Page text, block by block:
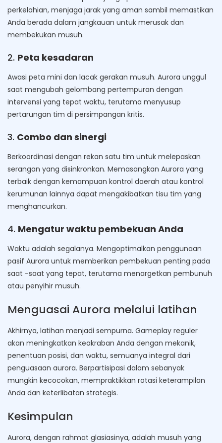
perkelahian, menjaga jarak yang aman sambil memastikan
Anda berada dalam jangkauan untuk merusak dan
membekukan musuh.
2. Peta kesadaran
Awasi peta mini dan lacak gerakan musuh. Aurora unggul
saat mengubah gelombang pertempuran dengan
intervensi yang tepat waktu, terutama menyusup
pertarungan tim di persimpangan kritis.
3. Combo dan sinergi
Berkoordinasi dengan rekan satu tim untuk melepaskan
serangan yang disinkronkan. Memasangkan Aurora yang
terbaik dengan kemampuan kontrol daerah atau kontrol
kerumunan lainnya dapat mengakibatkan tisu tim yang
menghancurkan.
4. Mengatur waktu pembekuan Anda
Waktu adalah segalanya. Mengoptimalkan penggunaan
pasif Aurora untuk memberikan pembekuan penting pada
saat -saat yang tepat, terutama menargetkan pembunuh
atau penyihir musuh.
Menguasai Aurora melalui latihan
Akhirnya, latihan menjadi sempurna. Gameplay reguler
akan meningkatkan keakraban Anda dengan mekanik,
penentuan posisi, dan waktu, semuanya integral dari
penguasaan aurora. Berpartisipasi dalam sebanyak
mungkin kecocokan, mempraktikkan rotasi keterampilan
Anda dan keterlibatan strategis.
Kesimpulan
Aurora, dengan rahmat glasiasinya, adalah musuh yang